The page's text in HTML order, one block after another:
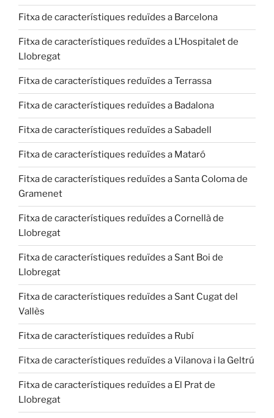
Fitxa de característiques reduïdes a Barcelona
Fitxa de característiques reduïdes a L’Hospitalet de
Llobregat
Fitxa de característiques reduïdes a Terrassa
Fitxa de característiques reduïdes a Badalona
Fitxa de característiques reduïdes a Sabadell
Fitxa de característiques reduïdes a Mataró
Fitxa de característiques reduïdes a Santa Coloma de
Gramenet
Fitxa de característiques reduïdes a Cornellà de
Llobregat
Fitxa de característiques reduïdes a Sant Boi de
Llobregat
Fitxa de característiques reduïdes a Sant Cugat del
Vallès
Fitxa de característiques reduïdes a Rubí
Fitxa de característiques reduïdes a Vilanova i la Geltrú
Fitxa de característiques reduïdes a El Prat de
Llobregat